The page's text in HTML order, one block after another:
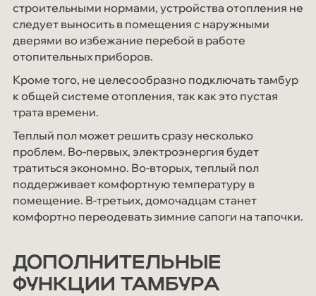
строительными нормами, устройства отопления не
следует выносить в помещения с наружными
дверями во избежание перебой в работе
отопительных приборов.
Кроме того, не целесообразно подключать тамбур
к общей системе отопления, так как это пустая
трата времени.
Теплый пол может решить сразу несколько
проблем. Во-первых, электроэнергия будет
тратиться экономно. Во-вторых, теплый пол
поддерживает комфортную температуру в
помещение. В-третьих, домочадцам станет
комфортно переодевать зимние сапоги на тапочки.
ДОПОЛНИТЕЛЬНЫЕ
ФУНКЦИИ ТАМБУРА